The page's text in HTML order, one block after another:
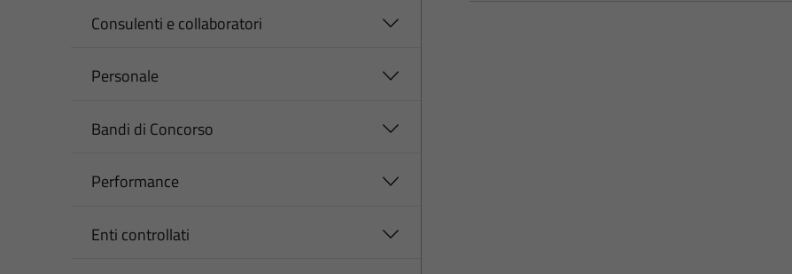
Consulenti e collaboratori
Personale
Bandi di Concorso
Performance
Enti controllati